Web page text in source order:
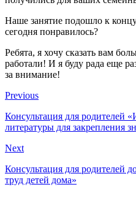
Наше занятие подошло к
сегодня понравилось?
Ребята, я хочу сказать вам
работали! И я буду рада еще
за внимание!
Previous
Консультация для родителей
литературы для закрепления
Next
Консультация для родителей
труд детей дома»